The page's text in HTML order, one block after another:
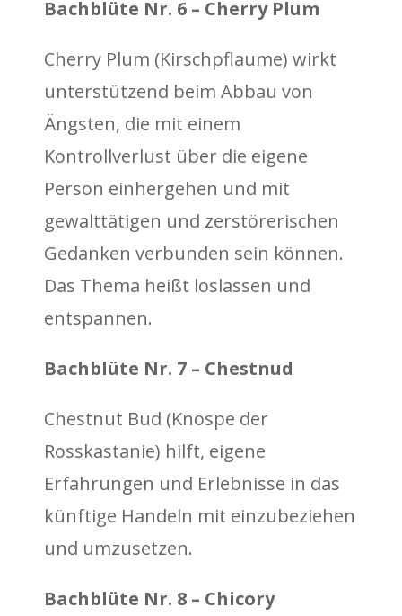
Bachblüte Nr. 6 – Cherry Plum
Cherry Plum (Kirschpflaume) wirkt
unterstützend beim Abbau von
Ängsten, die mit einem
Kontrollverlust über die eigene
Person einhergehen und mit
gewalttätigen und zerstörerischen
Gedanken verbunden sein können.
Das Thema heißt loslassen und
entspannen.
Bachblüte Nr. 7 – Chestnud
Chestnut Bud (Knospe der
Rosskastanie) hilft, eigene
Erfahrungen und Erlebnisse in das
künftige Handeln mit einzubeziehen
und umzusetzen.
Bachblüte Nr. 8 – Chicory